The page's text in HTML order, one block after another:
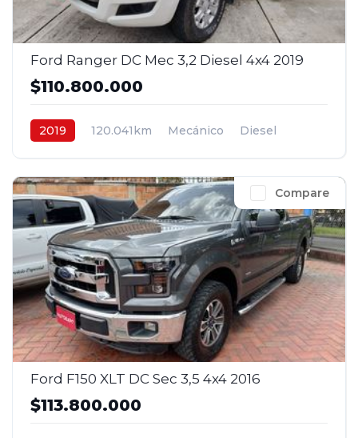
Ford Ranger DC Mec 3,2 Diesel 4x4 2019
$110.800.000
2019 120.041km Mecánico
Diesel
Compare
Ford F150 XLT DC Sec 3,5 4x4 2016
$113.800.000